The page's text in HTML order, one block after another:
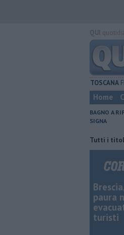
TOSCANA
Home
BAGNO A
SIGNA
Tutti i
Incendio devasta
paura
turisti